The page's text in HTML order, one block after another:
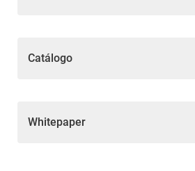
Catálogo
Whitepaper